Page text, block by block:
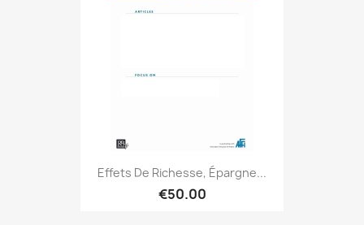
Effets De Richesse, Épargne...
€50.00